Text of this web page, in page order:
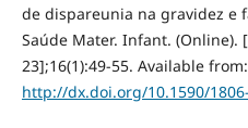
de dispareunia na gravidez e
Saúde Mater. Infant. (Online).
23];16(1):49-55. Available from:
http://dx.doi.org/10.1590/